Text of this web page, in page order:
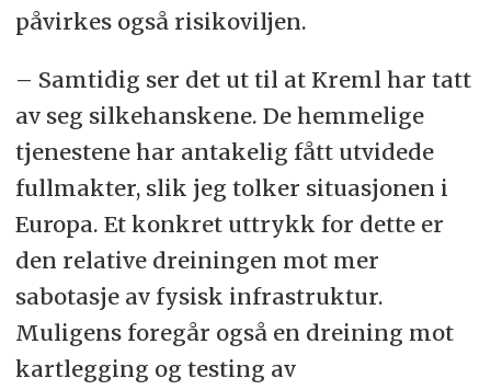
påvirkes også risikoviljen.
– Samtidig ser det ut til at Kreml har tatt
av seg silkehanskene. De hemmelige
tjenestene har antakelig fått utvidede
fullmakter, slik jeg tolker situasjonen i
Europa. Et konkret uttrykk for dette er
den relative dreiningen mot mer
sabotasje av fysisk infrastruktur.
Muligens foregår også en dreining mot
kartlegging og testing av